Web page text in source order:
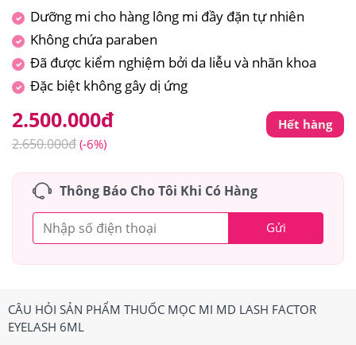
Dưỡng mi cho hàng lông mi đầy đặn tự nhiên
Không chứa paraben
Đã được kiểm nghiệm bởi da liễu và nhãn khoa
Đặc biệt không gây dị ứng
2.500.000đ
2.650.000đ (-6%)
Hết hàng
Thông Báo Cho Tôi Khi Có Hàng
Gửi
CÂU HỎI SẢN PHẨM THUỐC MỌC MI MD LASH FACTOR
EYELASH 6ML